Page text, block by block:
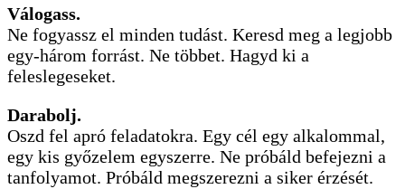
Válogass.
Ne fogyassz el minden tudást. Keresd meg a legjobb
egy-három forrást. Ne többet. Hagyd ki a
feleslegeseket.
Darabolj.
Oszd fel apró feladatokra. Egy cél egy alkalommal,
egy kis győzelem egyszerre. Ne próbáld befejezni a
tanfolyamot. Próbáld megszerezni a siker érzését.